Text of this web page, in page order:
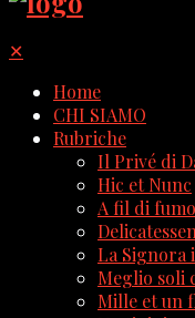
✕
Home
CHI SIAMO
Rubriche
Il Privé di
Hic et Nunc
A fil di fumo
La Signora
Meglio soli
Mille et un